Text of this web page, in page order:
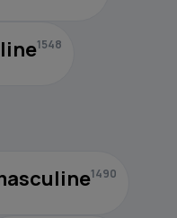
1548
1490